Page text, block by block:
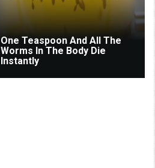
One Teaspoon And All The
Worms In The Body Die
Instantly